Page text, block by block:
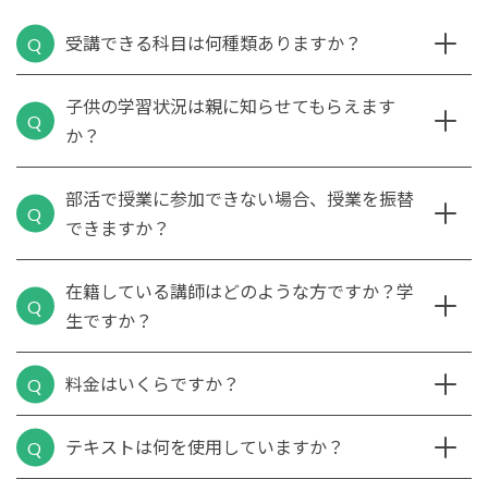
受講できる科目は何種類ありますか？
子供の学習状況は親に知らせてもらえます
か？
部活で授業に参加できない場合、授業を振替
できますか？
在籍している講師はどのような方ですか？学
生ですか？
料金はいくらですか？
テキストは何を使用していますか？